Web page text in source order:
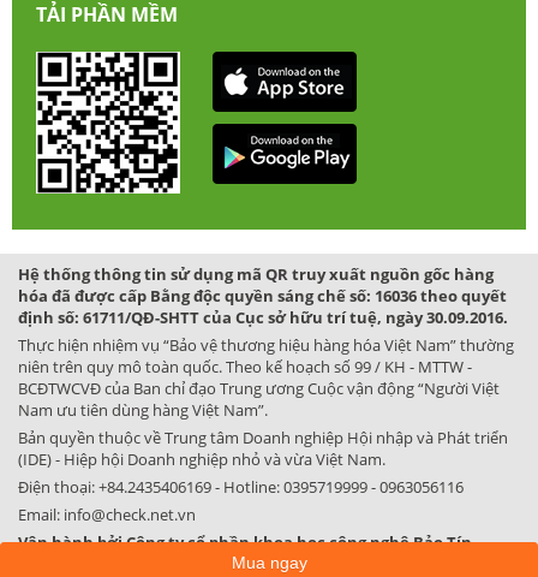
TẢI PHẦN MỀM
Hệ thống thông tin sử dụng mã QR truy xuất nguồn gốc hàng
hóa đã được cấp Bằng độc quyền sáng chế số: 16036 theo quyết
định số: 61711/QĐ-SHTT của Cục sở hữu trí tuệ, ngày 30.09.2016.
Thực hiện nhiệm vụ “Bảo vệ thương hiệu hàng hóa Việt Nam” thường
niên trên quy mô toàn quốc. Theo kế hoạch số 99 / KH - MTTW -
BCĐTWCVĐ của Ban chỉ đạo Trung ương Cuộc vận động “Người Việt
Nam ưu tiên dùng hàng Việt Nam”.
Bản quyền thuộc về Trung tâm Doanh nghiệp Hội nhập và Phát triển
(IDE) - Hiệp hội Doanh nghiệp nhỏ và vừa Việt Nam.
Điện thoại:+84.2435406169- Hotline:0395719999-0963056116
Email: info@check.net.vn
Vận hành bởi Công ty cổ phần khoa học công nghệ Bảo Tín